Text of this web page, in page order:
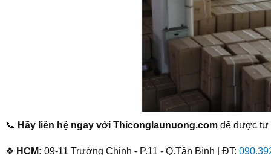
📞 Hãy liên hệ ngay với Thiconglaunuong.comđể được tư
❖ HCM: 09-11 Trường Chinh - P.11 - Q.Tân Bình | ĐT: